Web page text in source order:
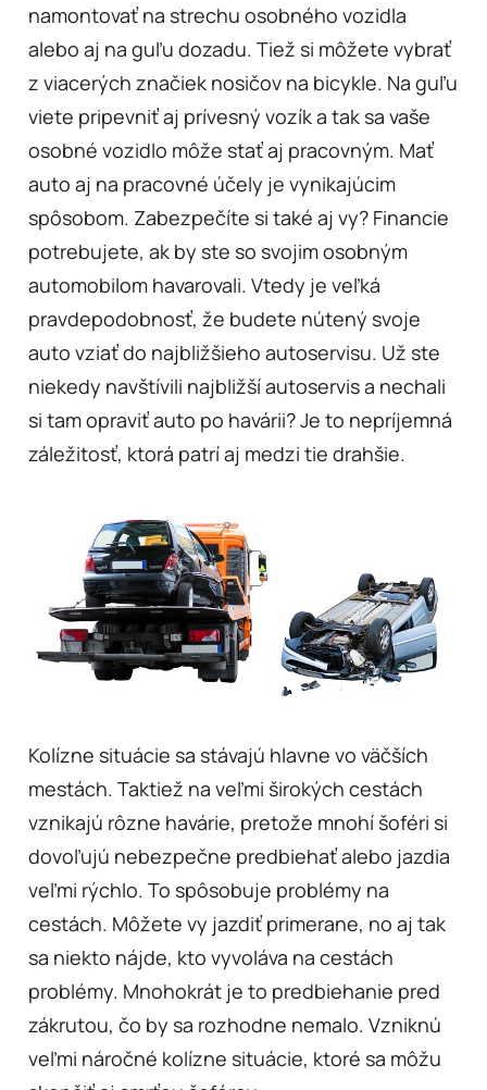
namontovať na strechu osobného vozidla
alebo aj na guľu dozadu. Tiež si môžete vybrať
z viacerých značiek nosičov na bicykle. Na guľu
viete pripevniť aj prívesný vozík a tak sa vaše
osobné vozidlo môže stať aj pracovným. Mať
auto aj na pracovné účely je vynikajúcim
spôsobom. Zabezpečíte si také aj vy? Financie
potrebujete, ak by ste so svojim osobným
automobilom havarovali. Vtedy je veľká
pravdepodobnosť, že budete nútený svoje
auto vziať do najbližšieho autoservisu. Už ste
niekedy navštívili najbližší autoservis a nechali
si tam opraviť auto po havárii? Je to nepríjemná
záležitosť, ktorá patrí aj medzi tie drahšie.
Kolízne situácie sa stávajú hlavne vo väčších
mestách. Taktiež na veľmi širokých cestách
vznikajú rôzne havárie, pretože mnohí šoféri si
dovoľujú nebezpečne predbiehať alebo jazdia
veľmi rýchlo. To spôsobuje problémy na
cestách. Môžete vy jazdiť primerane, no aj tak
sa niekto nájde, kto vyvoláva na cestách
problémy. Mnohokrát je to predbiehanie pred
zákrutou, čo by sa rozhodne nemalo. Vzniknú
veľmi náročné kolízne situácie, ktoré sa môžu